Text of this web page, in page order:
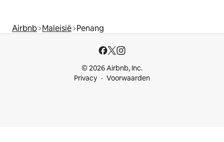
Airbnb Maleisië Penang
© 2026 Airbnb, Inc.
Privacy
Voorwaarden